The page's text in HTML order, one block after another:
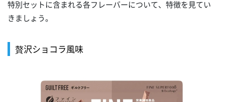
特別セットに含まれる各フレーバーについて、特徴を見てい
きましょう。
贅沢ショコラ風味